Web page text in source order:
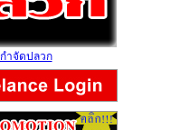
กำจัดปลวก